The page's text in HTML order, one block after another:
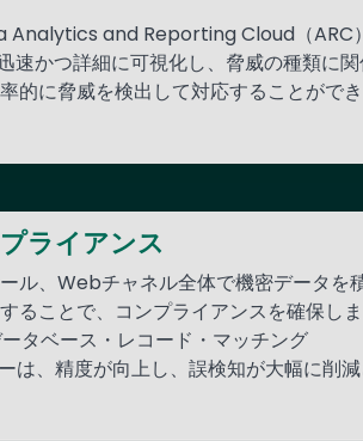
Analytics and Reporting Cloud（ARC）
速かつ詳細に可視化し、脅威の種類に
的に脅威を検出して対応することがで
ライアンス
ル、Webチャネル全体で機密データを
ることで、コンプライアンスを確保しま
タベース・レコード・マッチング
は、精度が向上し、誤検知が大幅に削減